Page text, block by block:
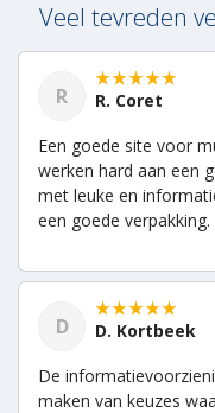
Veel tevreden
R
R. Coret
Een goede site voor
werken hard aan een
met leuke en
een goede verpakking.
D
D. Kortbeek
De
maken van keuzes